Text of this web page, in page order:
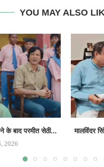
YOU MAY ALSO
के बाद परमीत सेठी...
2026
मालविंदर